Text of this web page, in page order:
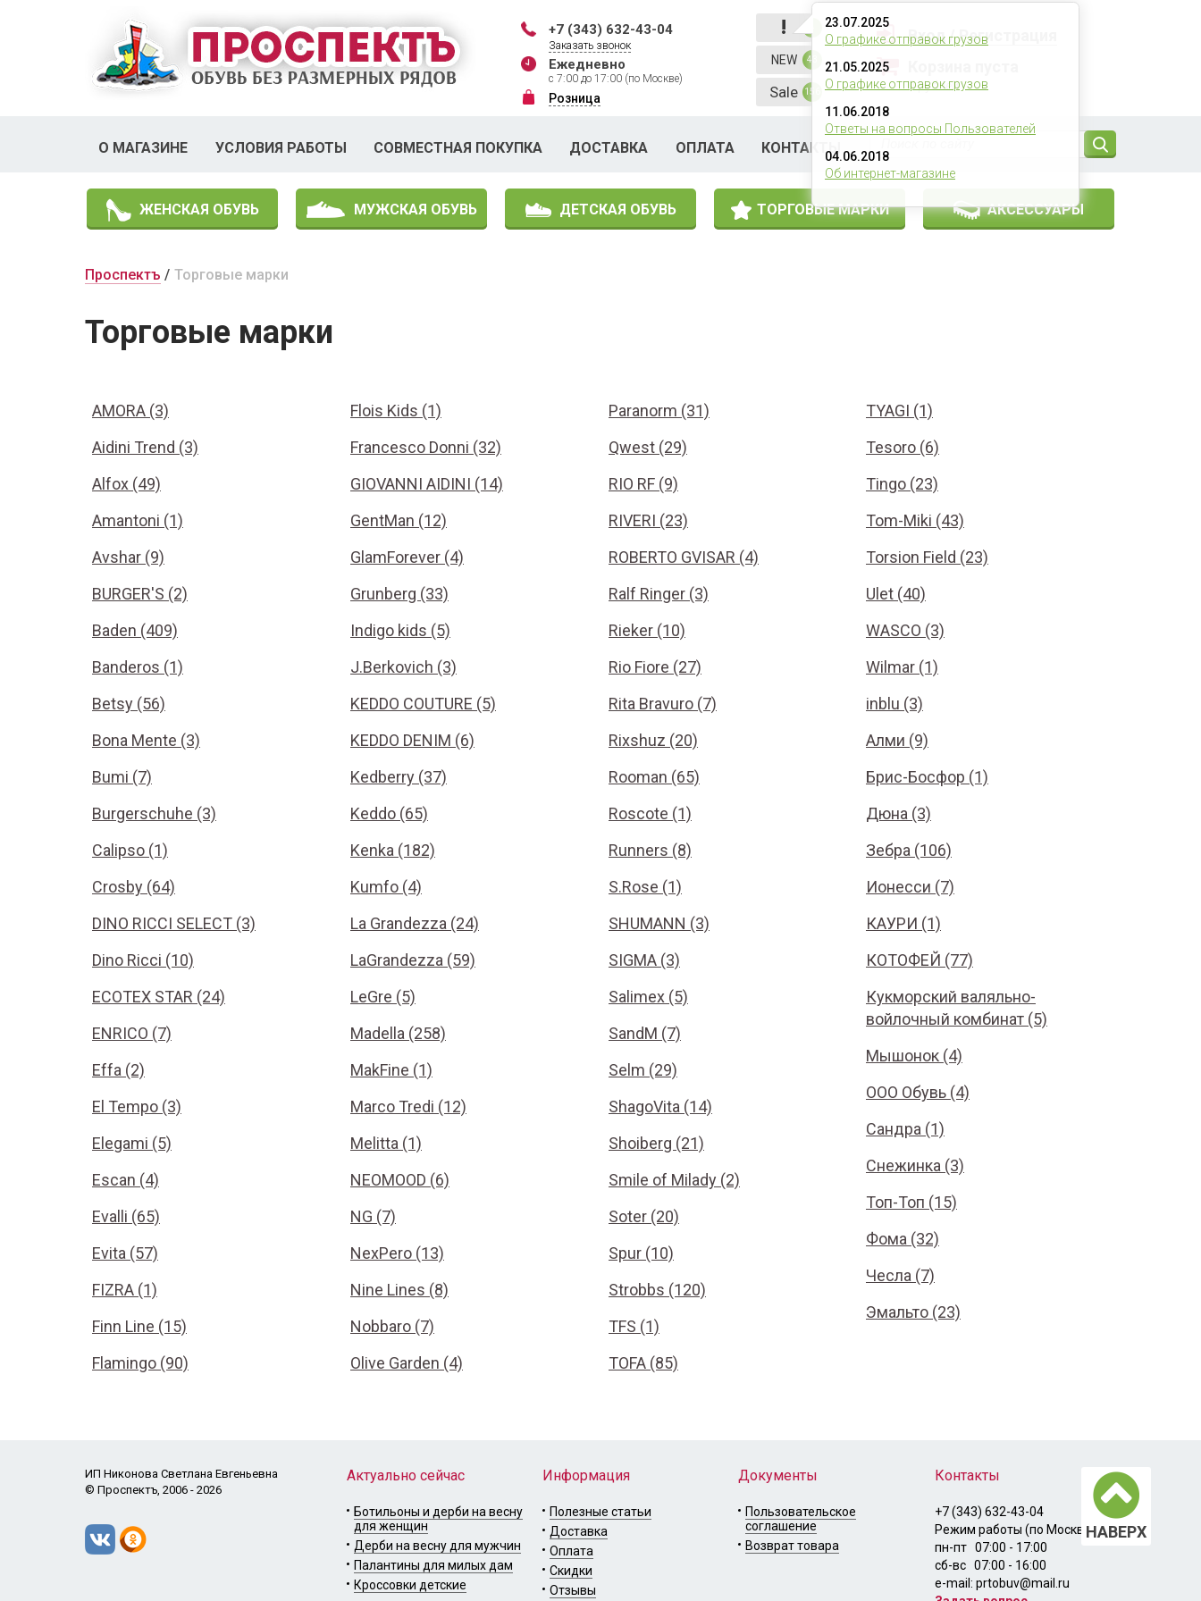
+7 (343) 632-43-04
Заказать звонок
Ежедневно
с 7:00 до 17:00 (по Москве)
Розница
!
23.07.2025
О графике отправок грузов
21.05.2025
О графике отправок грузов
11.06.2018
Ответы на вопросы Пользователей
04.06.2018
Об интернет-магазине
NEW 43
Sale 156
Вход /Регистрация
0рублей
О МАГАЗИНЕ УСЛОВИЯ РАБОТЫ СОВМЕСТНАЯ ПОКУПКА ДОСТАВКА ОПЛАТА КОНТАКТЫ
ЖЕНСКАЯ ОБУВЬ МУЖСКАЯ ОБУВЬ ДЕТСКАЯ ОБУВЬ ТОРГОВЫЕ МАРКИ АКСЕССУАРЫ
Проспектъ Торговые марки
Торговые марки
AMORA (3)
Aidini Trend (3)
Alfox (49)
Amantoni (1)
Avshar (9)
BURGER'S (2)
Baden (409)
Banderos (1)
Betsy (56)
Bona Mente (3)
Bumi (7)
Burgerschuhe (3)
Calipso (1)
Crosby (64)
DINO RICCI SELECT (3)
Dino Ricci (10)
ECOTEX STAR (24)
ENRICO (7)
Effa (2)
El Tempo (3)
Elegami (5)
Escan (4)
Evalli (65)
Evita (57)
FIZRA (1)
Finn Line (15)
Flamingo (90)
Flois Kids (1)
Francesco Donni (32)
GIOVANNI AIDINI (14)
GentMan (12)
GlamForever (4)
Grunberg (33)
Indigo kids (5)
J.Berkovich (3)
KEDDO COUTURE (5)
KEDDO DENIM (6)
Kedberry (37)
Keddo (65)
Kenka (182)
Kumfo (4)
La Grandezza (24)
LaGrandezza (59)
LeGre (5)
Madella (258)
MakFine (1)
Marco Tredi (12)
Melitta (1)
NEOMOOD (6)
NG (7)
NexPero (13)
Nine Lines (8)
Nobbaro (7)
Olive Garden (4)
Paranorm (31)
Qwest (29)
RIO RF (9)
RIVERI (23)
ROBERTO GVISAR (4)
Ralf Ringer (3)
Rieker (10)
Rio Fiore (27)
Rita Bravuro (7)
Rixshuz (20)
Rooman (65)
Roscote (1)
Runners (8)
S.Rose (1)
SHUMANN (3)
SIGMA (3)
Salimex (5)
SandM (7)
Selm (29)
ShagoVita (14)
Shoiberg (21)
Smile of Milady (2)
Soter (20)
Spur (10)
Strobbs (120)
TFS (1)
TOFA (85)
TYAGI (1)
Tesoro (6)
Tingo (23)
Tom-Miki (43)
Torsion Field (23)
Ulet (40)
WASCO (3)
Wilmar (1)
inblu (3)
Алми (9)
Брис-Босфор (1)
Дюна (3)
Зебра (106)
Ионесси (7)
КАУРИ (1)
КОТОФЕЙ (77)
Кукморский валяльно-
войлочный комбинат (5)
Мышонок (4)
ООО Обувь (4)
Сандра (1)
Снежинка (3)
Топ-Топ (15)
Фома (32)
Чесла (7)
Эмальто (23)
НАВЕРХ
Актуально сейчас
Ботильоны и дерби на весну
для женщин
Дерби на весну для мужчин
Палантины для милых дам
Кроссовки детские
Информация
Полезные статьи
Доставка
Оплата
Скидки
Отзывы
Документы
Пользовательское
соглашение
Возврат товара
Контакты
+7 (343) 632-43-04
Режим работы (по Москве):
пн-пт 07:00 - 17:00
сб-вс 07:00 - 16:00
e-mail: prtobuv@mail.ru
ИП Никонова Светлана Евгеньевна
© Проспектъ, 2006 - 2026